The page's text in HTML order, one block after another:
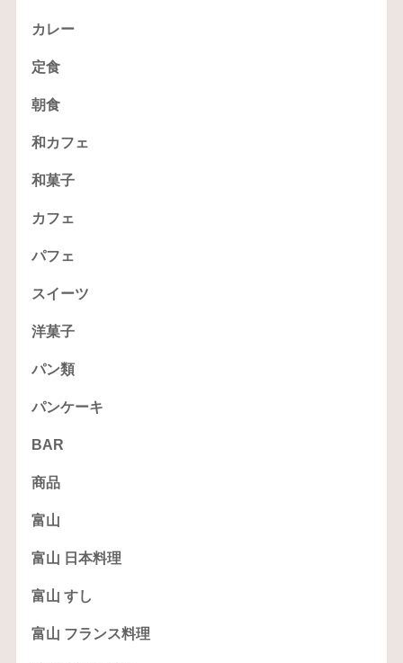
カレー
定食
朝食
和カフェ
和菓子
カフェ
パフェ
スイーツ
洋菓子
パン類
パンケーキ
BAR
商品
富山
富山 日本料理
富山 すし
富山 フランス料理